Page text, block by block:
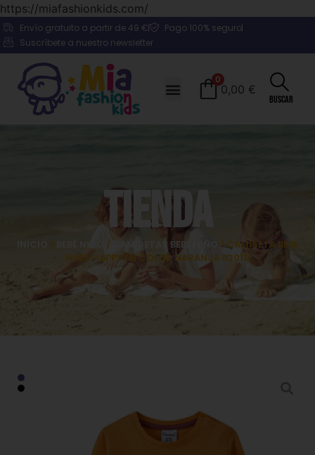
https://miafashionkids.com/
Envío gratuito a partir de 49 €
Pago 100% seguro
Suscríbete a nuestro newsletter
0
0,00 €
Buscar
Tienda
/ / CAMISETAS BEBÉ NIÑO
/ CAMISETA BEBE
NIÑO HAPPY EN COLOR NARANJA 63015